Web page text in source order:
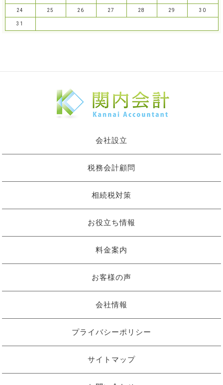
24 25 26 27 28 29 30
31
会社設立
税務会計顧問
相続税対策
お役立ち情報
料金案内
お客様の声
会社情報
プライバシーポリシー
サイトマップ